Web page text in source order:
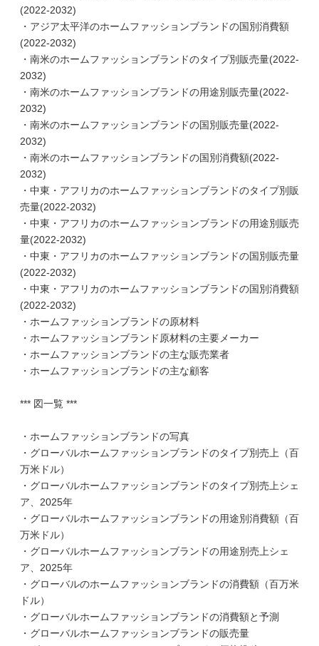
(2022-2032)
・アジア太平洋のホームファッションブランドの国別消費額
(2022-2032)
・南米のホームファッションブランドのタイプ別販売量(2022-
2032)
・南米のホームファッションブランドの用途別販売量(2022-
2032)
・南米のホームファッションブランドの国別販売量(2022-
2032)
・南米のホームファッションブランドの国別消費額(2022-
2032)
・中東・アフリカのホームファッションブランドのタイプ別販
売量(2022-2032)
・中東・アフリカのホームファッションブランドの用途別販売
量(2022-2032)
・中東・アフリカのホームファッションブランドの国別販売量
(2022-2032)
・中東・アフリカのホームファッションブランドの国別消費額
(2022-2032)
・ホームファッションブランドの原材料
・ホームファッションブランド原材料の主要メーカー
・ホームファッションブランドの主な販売業者
・ホームファッションブランドの主な顧客
*** 図一覧 ***
・ホームファッションブランドの写真
・グローバルホームファッションブランドのタイプ別売上（百
万米ドル）
・グローバルホームファッションブランドのタイプ別売上シェ
ア、2025年
・グローバルホームファッションブランドの用途別消費額（百
万米ドル）
・グローバルホームファッションブランドの用途別売上シェ
ア、2025年
・グローバルのホームファッションブランドの消費額（百万米
ドル）
・グローバルホームファッションブランドの消費額と予測
・グローバルホームファッションブランドの販売量